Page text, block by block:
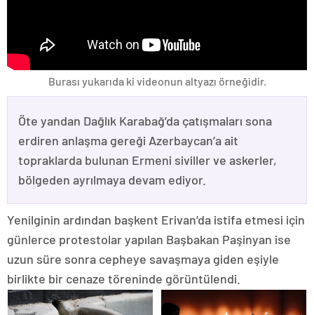
Burası yukarıda ki videonun altyazı örneğidir.
Öte yandan Dağlık Karabağ’da çatışmaları sona
erdiren anlaşma gereği Azerbaycan’a ait
topraklarda bulunan Ermeni siviller ve askerler,
bölgeden ayrılmaya devam ediyor.
Yenilginin ardından başkent Erivan’da istifa etmesi için
günlerce protestolar yapılan Başbakan Paşinyan ise
uzun süre sonra cepheye savaşmaya giden eşiyle
birlikte bir cenaze töreninde görüntülendi.